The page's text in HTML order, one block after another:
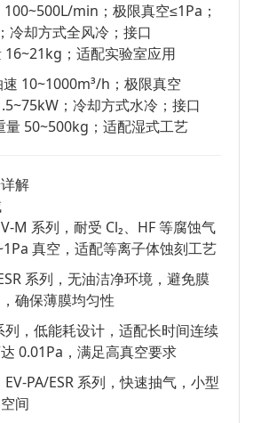
100~500L/min；极限真空≤1Pa；
冷却方式全风冷；接口
16~21kg；适配实验室应用
速 10~1000m³/h；极限真空
；冷却方式水冷；接口
量 50~500kg；适配湿式工艺
解
M 系列，耐受 Cl₂、HF 等腐蚀气
真空，适配等离子体蚀刻工艺
系列，无油洁净环境，避免膜
确保薄膜均匀性
列，低能耗设计，适配长时间连续
0.01Pa，满足高真空要求
EV-PA/ESR 系列，快速抽气，小型
间